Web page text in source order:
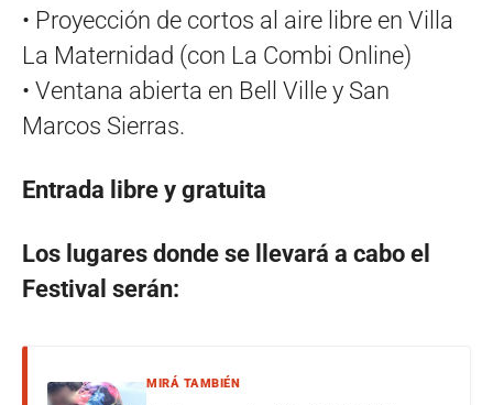
• Proyección de cortos al aire libre en Villa
La Maternidad (con La Combi Online)
• Ventana abierta en Bell Ville y San
Marcos Sierras.
Entrada libre y gratuita
Los lugares donde se llevará a cabo el
Festival serán:
MIRÁ TAMBIÉN